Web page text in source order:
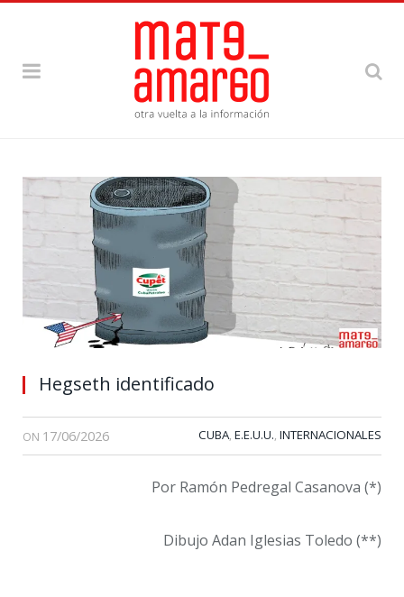
Hegseth identificado
ON 17/06/2026 CUBA, E.E.U.U., INTERNACIONALES
Por Ramón Pedregal Casanova (*)
Dibujo Adan Iglesias Toledo (**)